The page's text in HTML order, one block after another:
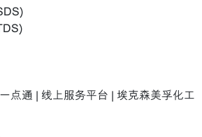
点通 | 线上服务平台 | 埃克森美孚化工